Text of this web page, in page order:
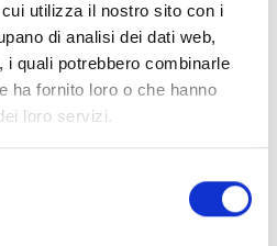
utilizza il nostro sito con i
di analisi dei dati web,
i quali potrebbero combinarle
ha fornito loro o che hanno
loro servizi.
da personale COOPI in
con le famiglie più
che saranno coinvolte
Generation Income, ovvero
lavoro per garantire un
L'accesso all'impianto